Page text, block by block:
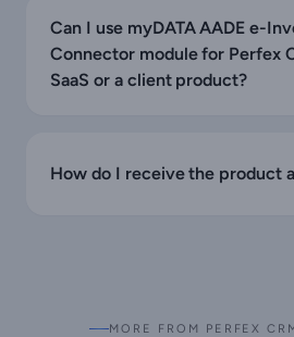
Can I use myDATA AADE e-
Connector module for Perfex
SaaS or a client product?
How do I receive the product
MORE FROM PERFEX